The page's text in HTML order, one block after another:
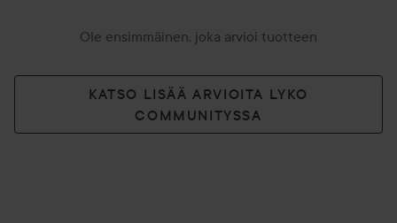
Ole ensimmäinen, joka arvioi tuotteen
KATSO LISÄÄ ARVIOITA LYKO
COMMUNITYSSA